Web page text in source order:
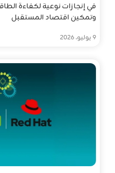
9 يوليو، 2026
في إنجازات نوعية لكفاءة
وتمكين اقتصاد المستقبل